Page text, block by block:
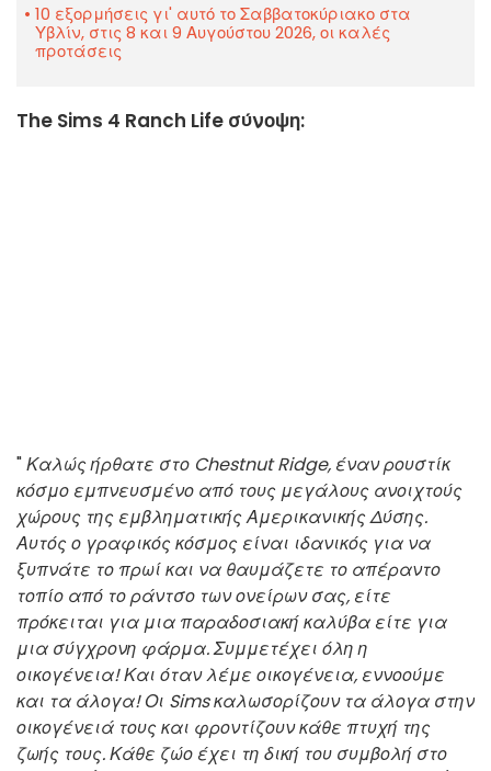
10 εξορμήσεις γι' αυτό το Σαββατοκύριακο στα
Υβλίν, στις 8 και 9 Αυγούστου 2026, οι καλές
προτάσεις
The Sims 4 Ranch Life σύνοψη:
"Καλώς ήρθατε στο Chestnut Ridge, έναν ρουστίκ
κόσμο εμπνευσμένο από τους μεγάλους ανοιχτούς
χώρους της εμβληματικής Αμερικανικής Δύσης.
Αυτός ο γραφικός κόσμος είναι ιδανικός για να
ξυπνάτε το πρωί και να θαυμάζετε το απέραντο
τοπίο από το ράντσο των ονείρων σας, είτε
πρόκειται για μια παραδοσιακή καλύβα είτε για
μια σύγχρονη φάρμα. Συμμετέχει όλη η
οικογένεια! Και όταν λέμε οικογένεια, εννοούμε
και τα άλογα! Οι Sims καλωσορίζουν τα άλογα στην
οικογένειά τους και φροντίζουν κάθε πτυχή της
ζωής τους. Κάθε ζώο έχει τη δική του συμβολή στο